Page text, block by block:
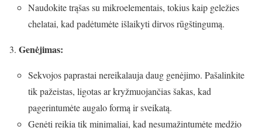
Naudokite trąšas su mikroelementais, tokius kaip geležies
chelatai, kad padėtumėte išlaikyti dirvos rūgštingumą.
Genėjimas:
Sekvojos paprastai nereikalauja daug genėjimo. Pašalinkite
tik pažeistas, ligotas ar kryžmuojančias šakas, kad
pagerintumėte augalo formą ir sveikatą.
Genėti reikia tik minimaliai, kad nesumažintumėte medžio